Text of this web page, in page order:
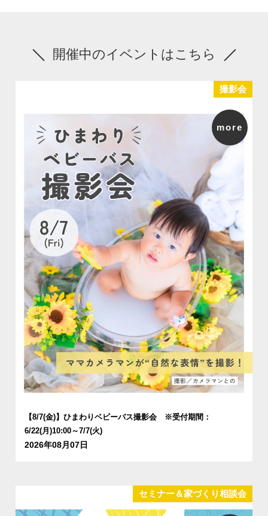
開催中のイベントはこちら
撮影会
【8/7(金)】ひまわりベビーバス撮影会 ※受付期間：
6/22(月)10:00～7/7(火)
2026年08月07日
more
セミナー＆家づくり相談会